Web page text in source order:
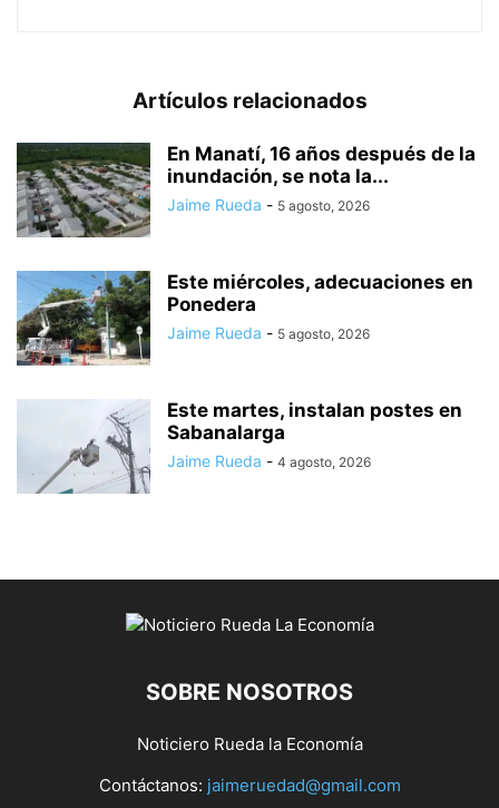
Artículos relacionados
En Manatí, 16 años después de la
inundación, se nota la...
Jaime Rueda - 5 agosto, 2026
Este miércoles, adecuaciones en
Ponedera
Jaime Rueda - 5 agosto, 2026
Este martes, instalan postes en
Sabanalarga
Jaime Rueda - 4 agosto, 2026
SOBRE NOSOTROS
Noticiero Rueda la Economía
Contáctanos: jaimeruedad@gmail.com